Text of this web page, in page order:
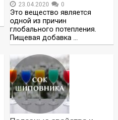
23.04.2020 0
Это вещество является
одной из причин
глобального потепления.
Пищевая добавка …